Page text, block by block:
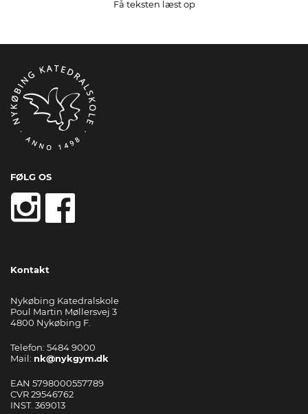
Få teksten læst op
FØLG OS
Kontakt
Nykøbing Katedralskole
Poul Martin Møllersvej 3
4800 Nykøbing F.
Telefon: 5484 9000
Mail: nk@nykgym.dk
EAN 5798000557789
CVR 29546762
INST. 369013